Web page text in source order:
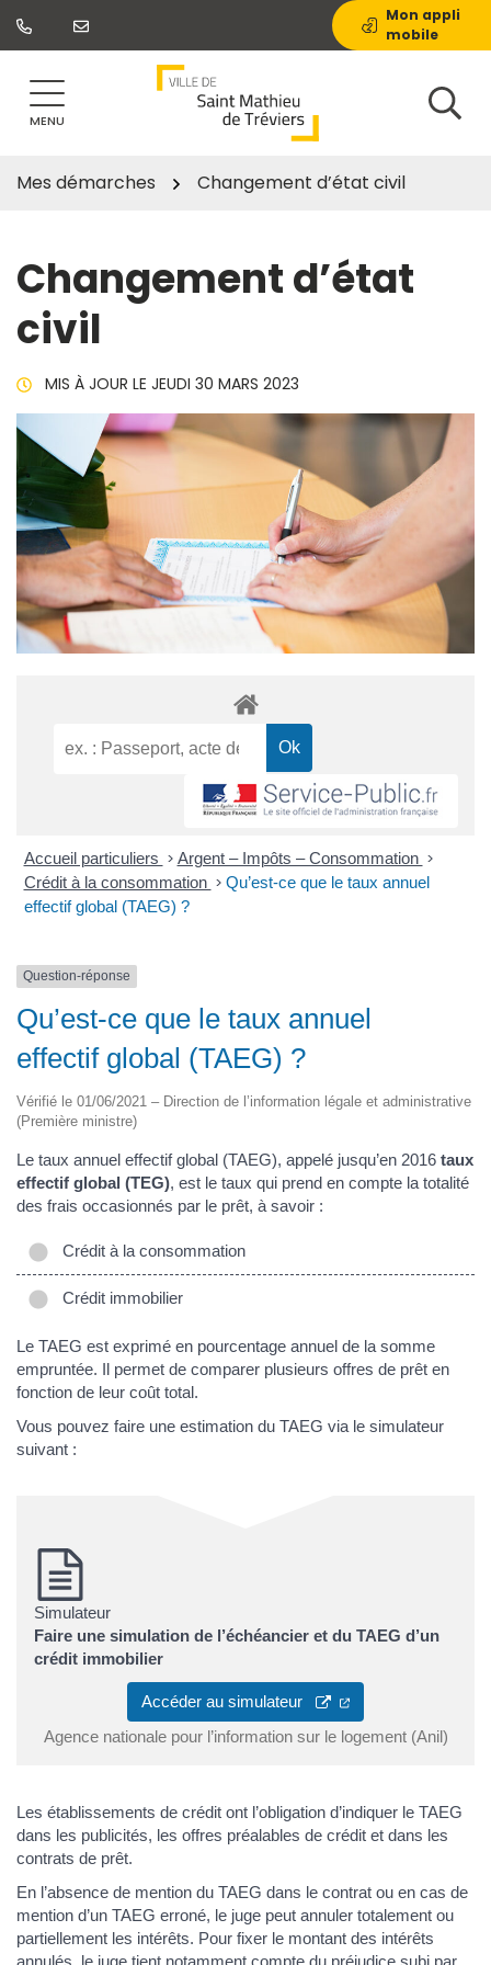
Aller
Mon appli
mobile
MENU
Mes démarches Changement d’état civil
Changement d’état
civil
MIS À JOUR LE JEUDI 30 MARS 2023
Accueil particuliers > Argent – Impôts – Consommation >
Crédit à la consommation > Qu’est-ce que le taux annuel
effectif global (TAEG) ?
Question-réponse
Qu’est-ce que le taux annuel
effectif global (TAEG) ?
Vérifié le 01/06/2021 – Direction de l’information légale et administrative
(Première ministre)
Le taux annuel effectif global (TAEG), appelé jusqu’en 2016 taux
effectif global (TEG), est le taux qui prend en compte la totalité
des frais occasionnés par le prêt, à savoir :
Crédit à la consommation
Crédit immobilier
Le TAEG est exprimé en pourcentage annuel de la somme
empruntée. Il permet de comparer plusieurs offres de prêt en
fonction de leur coût total.
Vous pouvez faire une estimation du TAEG via le simulateur
suivant :
Simulateur
Faire une simulation de l’échéancier et du TAEG d’un
crédit immobilier
Accéder au simulateur
Agence nationale pour l’information sur le logement (Anil)
Les établissements de crédit ont l’obligation d’indiquer le TAEG
dans les publicités, les offres préalables de crédit et dans les
contrats de prêt.
En l’absence de mention du TAEG dans le contrat ou en cas de
mention d’un TAEG erroné, le juge peut annuler totalement ou
partiellement les intérêts. Pour fixer le montant des intérêts